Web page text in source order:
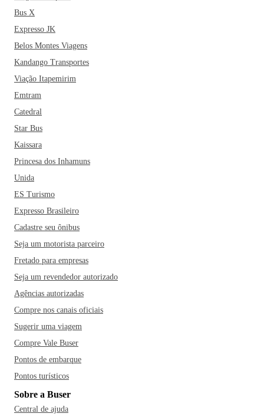
Bus X
Expresso JK
Belos Montes Viagens
Kandango Transportes
Viação Itapemirim
Emtram
Catedral
Star Bus
Kaissara
Princesa dos Inhamuns
Unida
ES Turismo
Expresso Brasileiro
Cadastre seu ônibus
Seja um motorista parceiro
Fretado para empresas
Seja um revendedor autorizado
Agências autorizadas
Compre nos canais oficiais
Sugerir uma viagem
Compre Vale Buser
Pontos de embarque
Pontos turísticos
Sobre a Buser
Central de ajuda